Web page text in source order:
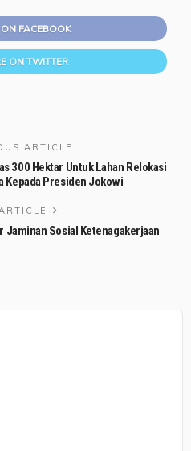
FACEBOOK
ON TWITTER
ARTICLE
300 Hektar Untuk Lahan Relokasi
Kepada Presiden Jokowi
Jaminan Sosial Ketenagakerjaan